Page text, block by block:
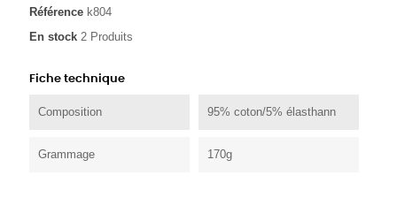
Référence k804
En stock 2 Produits
Fiche technique
Composition 95% coton/5% élasthann
Grammage 170g